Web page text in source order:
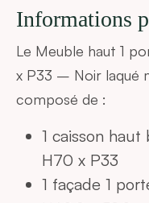
Informations
Le Meuble haut 1
x P33 – Noir laqué
composé de :
1 caisson
H70 x P33
1 façade 1